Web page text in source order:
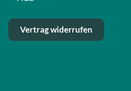
Vertrag widerrufen